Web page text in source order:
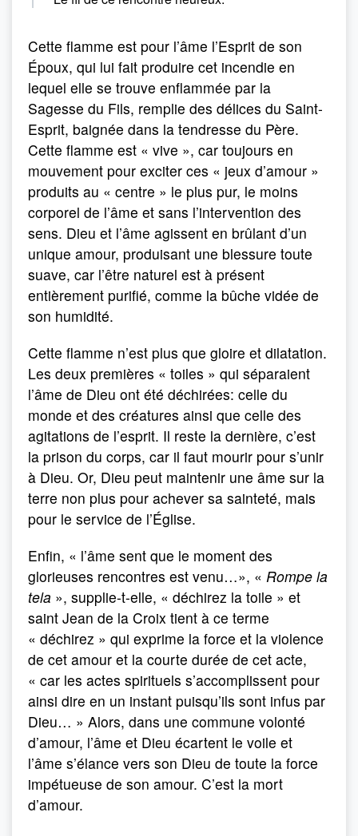
Cette flamme est pour l’âme l’Esprit de son
Époux, qui lui fait produire cet incendie en
lequel elle se trouve enflammée par la
Sagesse du Fils, remplie des délices du Saint-
Esprit, baignée dans la tendresse du Père.
Cette flamme est « vive », car toujours en
mouvement pour exciter ces « jeux d’amour »
produits au « centre » le plus pur, le moins
corporel de l’âme et sans l’intervention des
sens. Dieu et l’âme agissent en brûlant d’un
unique amour, produisant une blessure toute
suave, car l’être naturel est à présent
entièrement purifié, comme la bûche vidée de
son humidité.
Cette flamme n’est plus que gloire et dilatation.
Les deux premières « toiles » qui séparaient
l’âme de Dieu ont été déchirées: celle du
monde et des créatures ainsi que celle des
agitations de l’esprit. Il reste la dernière, c’est
la prison du corps, car il faut mourir pour s’unir
à Dieu. Or, Dieu peut maintenir une âme sur la
terre non plus pour achever sa sainteté, mais
pour le service de l’Église.
Enfin, « l’âme sent que le moment des
glorieuses rencontres est venu…», « Rompe la
tela », supplie-t-elle, « déchirez la toile » et
saint Jean de la Croix tient à ce terme
« déchirez » qui exprime la force et la violence
de cet amour et la courte durée de cet acte,
« car les actes spirituels s’accomplissent pour
ainsi dire en un instant puisqu’ils sont infus par
Dieu… » Alors, dans une commune volonté
d’amour, l’âme et Dieu écartent le voile et
l’âme s’élance vers son Dieu de toute la force
impétueuse de son amour. C’est la mort
d’amour.